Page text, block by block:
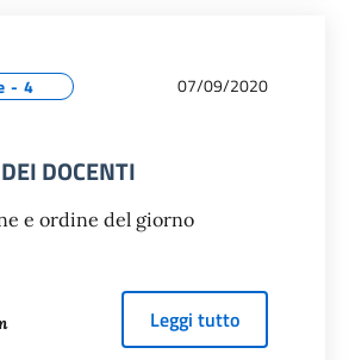
- 4 07/09/2020
DOCENTI
e ordine del giorno
Leggi tuttoabout